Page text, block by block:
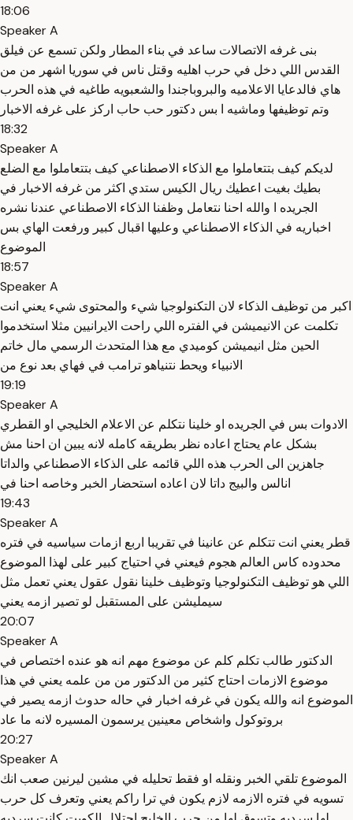
18:06
Speaker A
بنى غرفه الاتصالات ساعد في بناء المطار ولكن تسمع عن فيلق
القدس اللي دخل في حرب اهليه وقتل ناس في سوريا اشهر من من
هاي فالدعايا الاعلاميه والبروباجندا والشعبويه طاغيه في هذه الحرب
وتم توظيفها وماشيه ا بس دكتور حب حاب اركز على غرفه الاخبار
18:32
Speaker A
لديكم كيف بتتعاملوا مع الذكاء الاصطناعي كيف بتتعاملوا مع الضلع
بطيك بغيت اعطيك ريال الكيس ستدي اكثر من غرفه الاخبار في
الجريده ا والله احنا نتعامل وظفنا الذكاء الاصطناعي عندنا نشره
اخباريه في الذكاء الاصطناعي وعليها اقبال كبير ورفعت الهاي بس
الموضوع
18:57
Speaker A
اكبر من توظيف الذكاء لان التكنولوجيا شيء والمحتوى شيء يعني انت
تكلمت عن الانيميشن في الفتره اللي راحت الايرانيين مثلا استخدموا
الحين مثل انيميشن كوميدي مع هذا المتحدث الرسمي مال خاتم
الانبياء ويحط نتنياهو ترامب في فهاي بعد نوع من
19:19
Speaker A
الادوات بس في الجريده او خلينا نتكلم عن الاعلام الخليجي او القطري
بشكل عام يحتاج اعاده نظر بطريقه كامله لانه يبين ان احنا مش
جاهزين الى الحرب هذه اللي قائمه على الذكاء الاصطناعي والداتا
انالس والبيج داتا لان اعاده استحضار الخبر وخاصه احنا في
19:43
Speaker A
قطر يعني انت تتكلم عن عانينا في تقريبا اربع ازمات سياسيه في فتره
محدوده كاس العالم هجوم فيعني في احتياج كبير على لهذا الموضوع
اللي هو توظيف التكنولوجيا وتوظيف خلينا نقول عقول يعني تعمل مثل
سيمليشن على المستقبل لو تصير ازمه يعني
20:07
Speaker A
الدكتور طالب تكلم كلم عن موضوع مهم انه هو عنده اختصاص في
موضوع الازمات احتاج كثير من الدكتور من من علمه يعني في هذا
الموضوع انه والله يكون في غرفه اخبار في حاله حدوث ازمه يصير في
بروتوكول واشخاص معينين يرسمون المسيره لانه ما عاد
20:27
Speaker A
الموضوع تلقي الخبر ونقله او فقط تحليله في مشين ليرنين صعب انك
تسويه في فتره الازمه لازم يكون في ترا راكم يعني وتعرف كل حرب